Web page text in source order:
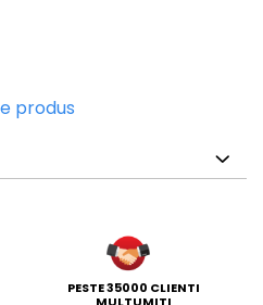
produs
PESTE 35000 CLIENTI